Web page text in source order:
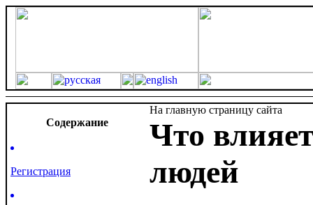
Cодержание
Регистрация
На главную страницу сайта
Что
людей